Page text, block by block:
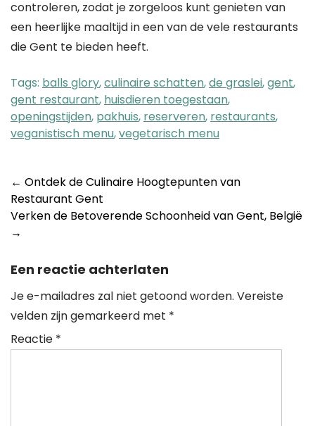
controleren, zodat je zorgeloos kunt genieten van
een heerlijke maaltijd in een van de vele restaurants
die Gent te bieden heeft.
Tags: balls glory,culinaire schatten,de graslei,gent,
gent restaurant, huisdieren toegestaan,
openingstijden, pakhuis, reserveren, restaurants,
veganistisch menu,vegetarisch menu
Post
navigation
← Ontdek de Culinaire Hoogtepunten van
Restaurant Gent
Verken de Betoverende Schoonheid van Gent, België
→
Een reactie achterlaten
Je e-mailadres zal niet getoond worden. Vereiste
velden zijn gemarkeerd met *
Reactie *